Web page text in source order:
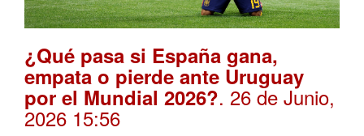
¿Qué pasa si España gana,
empata o pierde ante Uruguay
por el Mundial 2026?. 26 de Junio,
2026 15:56